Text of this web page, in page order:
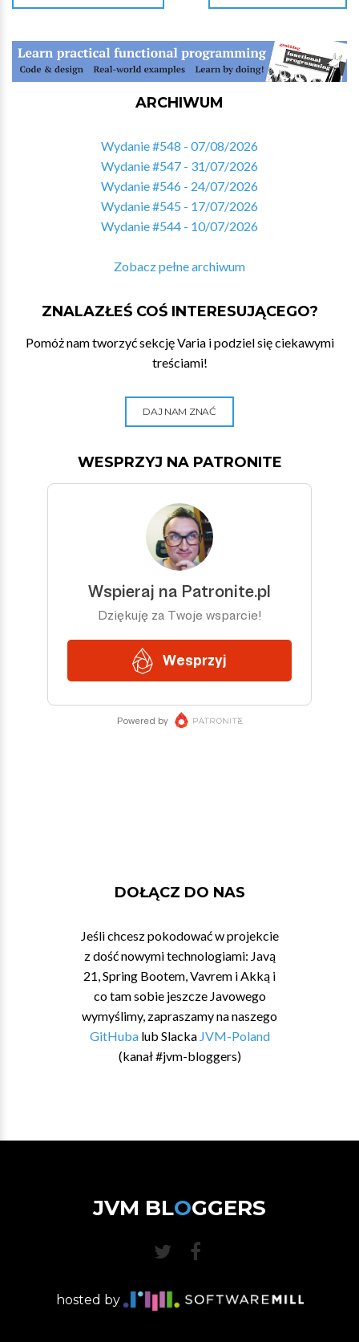
ARCHIWUM
Wydanie #548 - 07/08/2026
Wydanie #547 - 31/07/2026
Wydanie #546 - 24/07/2026
Wydanie #545 - 17/07/2026
Wydanie #544 - 10/07/2026
Zobacz pełne archiwum
ZNALAZŁEŚ COŚ INTERESUJĄCEGO?
Pomóż nam tworzyć sekcję Varia i podziel się ciekawymi
treściami!
DAJ NAM ZNAĆ
WESPRZYJ NA PATRONITE
DOŁĄCZ DO NAS
Jeśli chcesz pokodować w projekcie
z dość nowymi technologiami: Javą
21, Spring Bootem, Vavrem i Akką i
co tam sobie jeszcze Javowego
wymyślimy, zapraszamy na naszego
GitHubalub Slacka JVM-Poland
(kanał #jvm-bloggers)
JVM BLOGGERS
hosted by